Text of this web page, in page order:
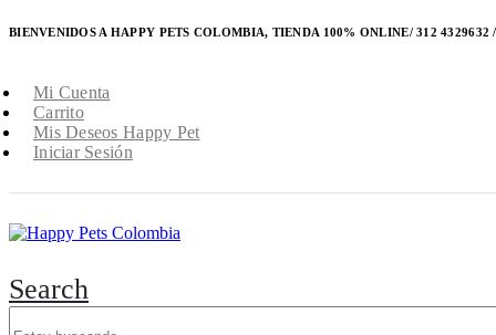
BIENVENIDOS A HAPPY PETS COLOMBIA, TIENDA 100% ONLINE/ 312 4329632
Mi Cuenta
Carrito
Mis Deseos Happy Pet
Iniciar Sesión
Search